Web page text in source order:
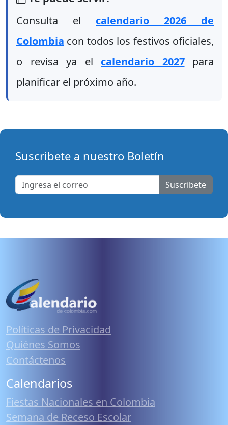
Consulta el calendario 2026 de
Colombia con todos los festivos oficiales,
o revisa ya el calendario 2027para
planificar el próximo año.
Suscribete a nuestro Boletín
Suscribete
Políticas de Privacidad
Quiénes Somos
Contáctenos
Calendarios
Fiestas Nacionales en Colombia
Semana de Receso Escolar